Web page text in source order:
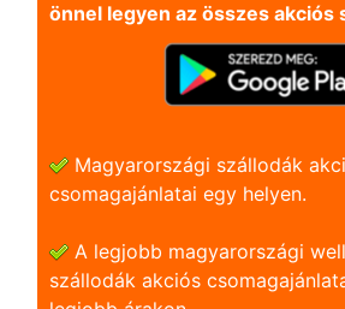
önnel legyen az összes akciós
Magyarországi szállodák
csomagajánlatai egy helyen.
A legjobb magyarországi
szállodák akciós